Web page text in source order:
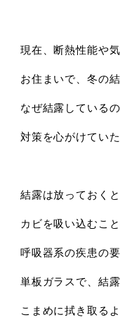
現在、断熱性能や
お住まいで、冬の
なぜ結露している
対策を心がけてい
結露は放っておく
カビを吸い込むこ
呼吸器系の疾患の
単板ガラスで、結
こまめに拭き取る